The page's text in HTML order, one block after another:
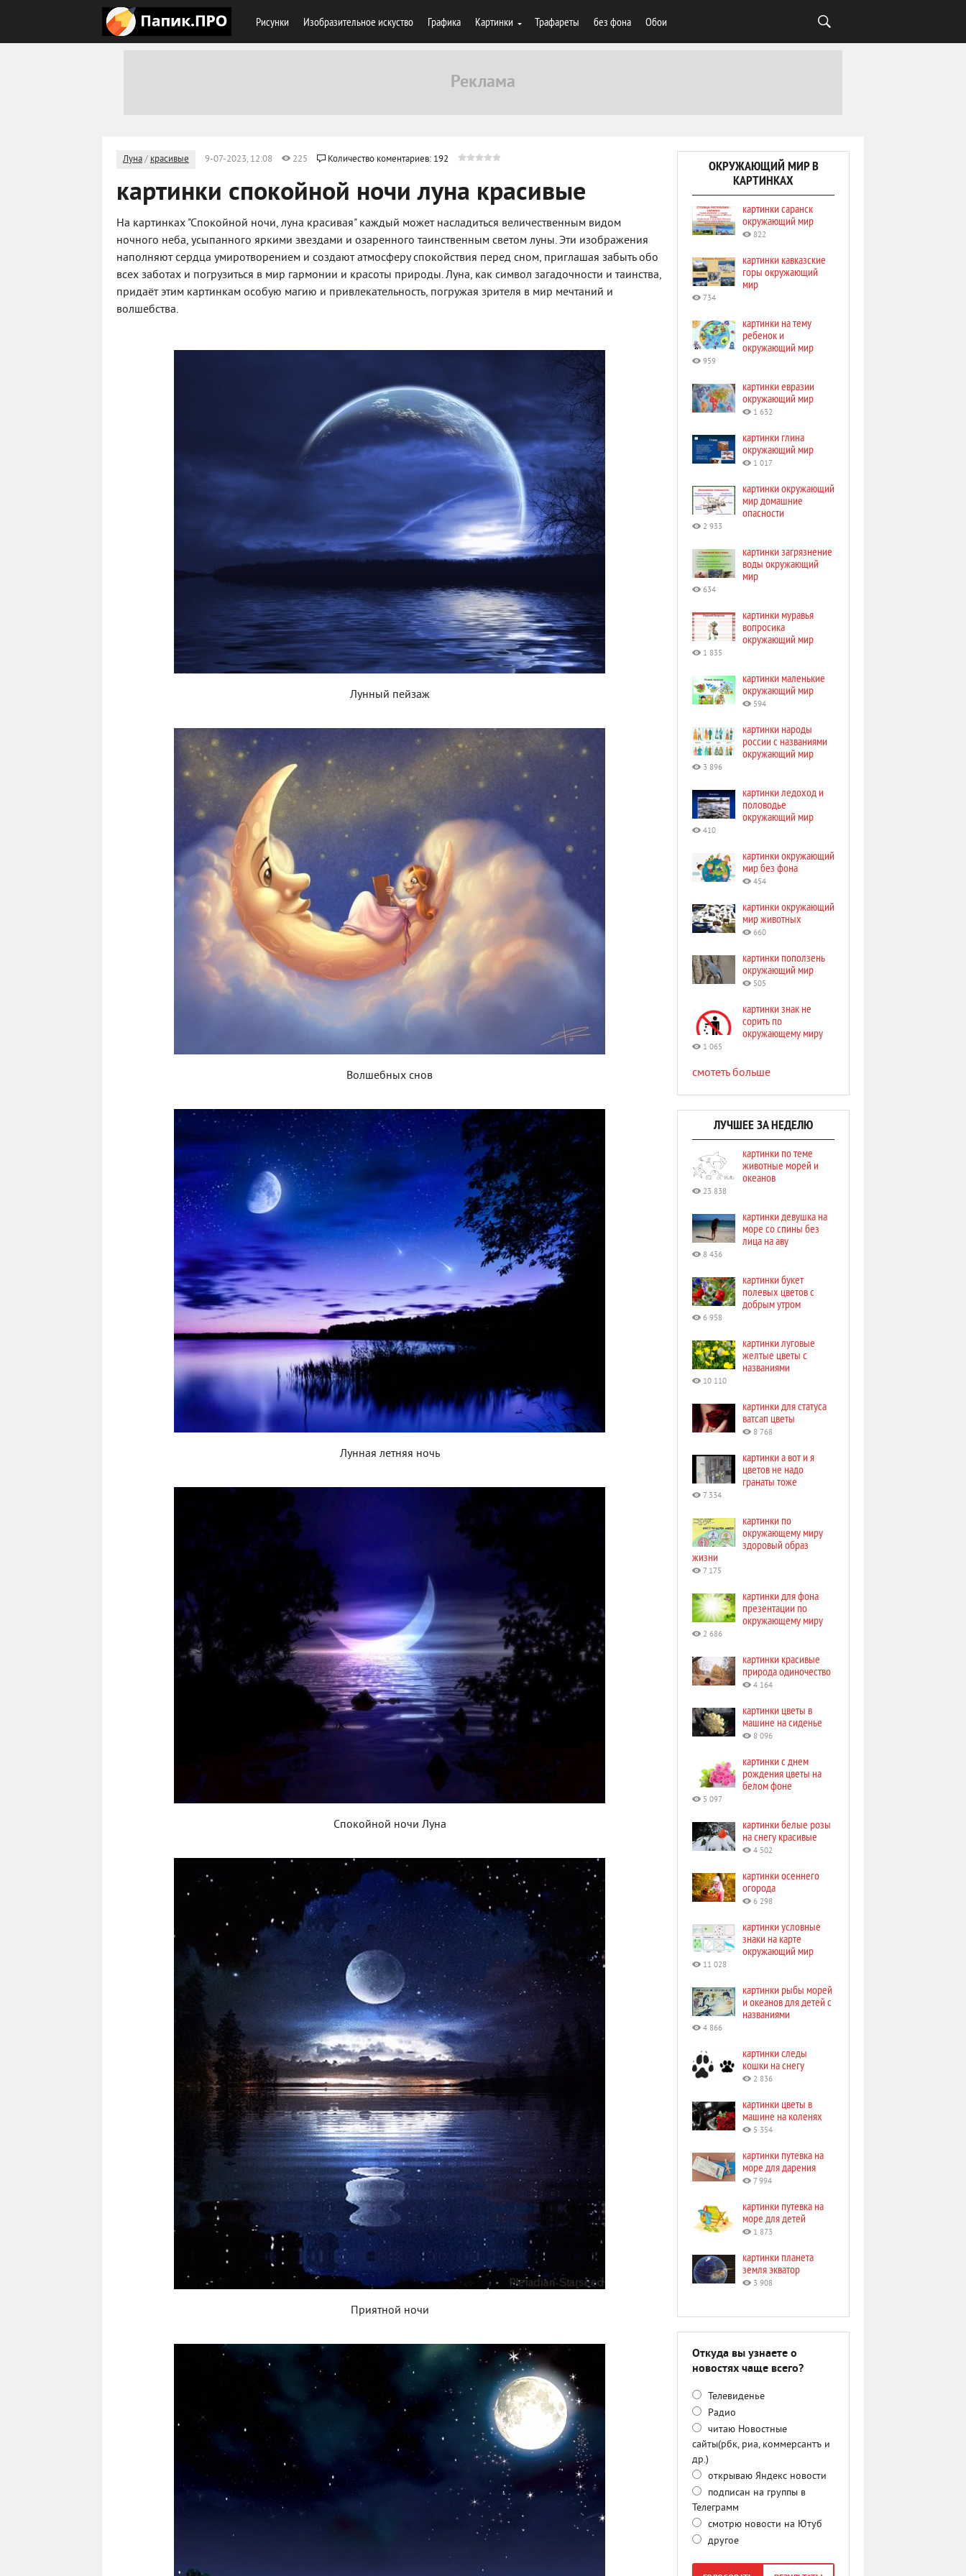
Рисунки Изобразительное искуство Графика Картинки Трафареты без фона Обои
Луна/ красивые 9-07-2023, 12:08 225 Количество коментариев: 192
картинки спокойной ночи луна красивые
На картинках "Спокойной ночи, луна красивая" каждый может насладиться величественным видом
ночного неба, усыпанного яркими звездами и озаренного таинственным светом луны. Эти изображения
наполняют сердца умиротворением и создают атмосферу спокойствия перед сном, приглашая забыть обо
всех заботах и погрузиться в мир гармонии и красоты природы. Луна, как символ загадочности и таинства,
придаёт этим картинкам особую магию и привлекательность, погружая зрителя в мир мечтаний и
волшебства.
Лунный пейзаж
Волшебных снов
Лунная летняя ночь
Спокойной ночи Луна
Приятной ночи
ОКРУЖАЮЩИЙ МИР В
КАРТИНКАХ
картинки саранск
окружающий мир
822
картинки кавказские
горы окружающий
мир
734
картинки на тему
ребенок и
окружающий мир
959
картинки евразии
окружающий мир
1 632
картинки глина
окружающий мир
1 017
картинки окружающий
мир домашние
опасности
2 933
картинки загрязнение
воды окружающий
мир
634
картинки муравья
вопросика
окружающий мир
1 835
картинки маленькие
окружающий мир
594
картинки народы
россии с названиями
окружающий мир
3 896
картинки ледоход и
половодье
окружающий мир
410
картинки окружающий
мир без фона
454
картинки окружающий
мир животных
660
картинки поползень
окружающий мир
505
картинки знак не
сорить по
окружающему миру
1 065
смотеть больше
ЛУЧШЕЕ ЗА НЕДЕЛЮ
картинки по теме
животные морей и
океанов
23 838
картинки девушка на
море со спины без
лица на аву
8 436
картинки букет
полевых цветов с
добрым утром
6 958
картинки луговые
желтые цветы с
названиями
10 110
картинки для статуса
ватсап цветы
8 768
картинки а вот и я
цветов не надо
гранаты тоже
7 334
картинки по
окружающему миру
здоровый образ
жизни
7 175
картинки для фона
презентации по
окружающему миру
2 686
картинки красивые
природа одиночество
4 164
картинки цветы в
машине на сиденье
8 096
картинки с днем
рождения цветы на
белом фоне
5 097
картинки белые розы
на снегу красивые
4 502
картинки осеннего
огорода
6 298
картинки условные
знаки на карте
окружающий мир
11 028
картинки рыбы морей
и океанов для детей с
названиями
4 866
картинки следы
кошки на снегу
2 836
картинки цветы в
машине на коленях
5 354
картинки путевка на
море для дарения
7 994
картинки путевка на
море для детей
1 873
картинки планета
земля экватор
3 908
Откуда вы узнаете о
новостях чаще всего?
Телевиденье
Радио
читаю Новостные
сайты(рбк, риа, коммерсантъ и
др.)
открываю Яндекс новости
подписан на группы в
Телеграмм
смотрю новости на Ютуб
другое